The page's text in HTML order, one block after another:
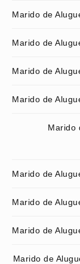
Marido de
Marido de
Marido de
Marido de
Marido
Marido de
Marido de
Marido de
Marido de